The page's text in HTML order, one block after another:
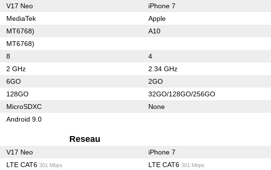
V17 Neo iPhone 7
MediaTek Apple
MT6768) A10
MT6768)
8 4
2 GHz 2.34 GHz
6GO 2GO
128GO 32GO/128GO/256GO
MicroSDXC None
Android 9.0
Reseau
V17 Neo iPhone 7
LTE CAT6 301 Mbps LTE CAT6 301 Mbps